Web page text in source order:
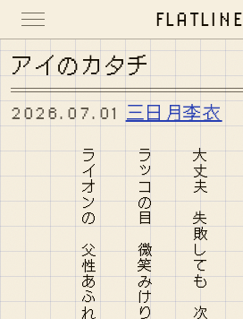
FLATLINE
アイのカタチ
2026.07.01 三日月李衣